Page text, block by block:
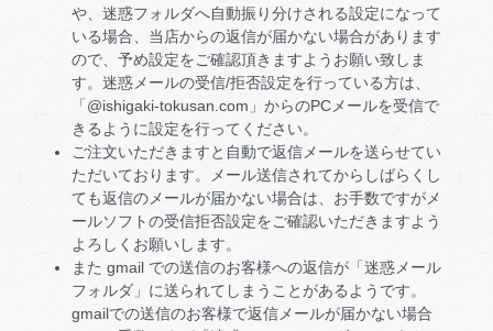
や、迷惑フォルダへ自動振り分けされる設定になって
いる場合、当店からの返信が届かない場合があります
ので、予め設定をご確認頂きますようお願い致しま
す。迷惑メールの受信/拒否設定を行っている方は、
「@ishigaki-tokusan.com」からのPCメールを受信で
きるように設定を行ってください。
ご注文いただきますと自動で返信メールを送らせてい
ただいております。メール送信されてからしばらくし
ても返信のメールが届かない場合は、お手数ですがメ
ールソフトの受信拒否設定をご確認いただきますよう
よろしくお願いします。
また gmail での送信のお客様への返信が「迷惑メール
フォルダ」に送られてしまうことがあるようです。
gmailでの送信のお客様で返信メールが届かない場合